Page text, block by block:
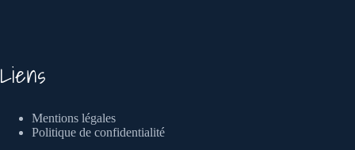
Liens
Mentions légales
Politique de confidentialité